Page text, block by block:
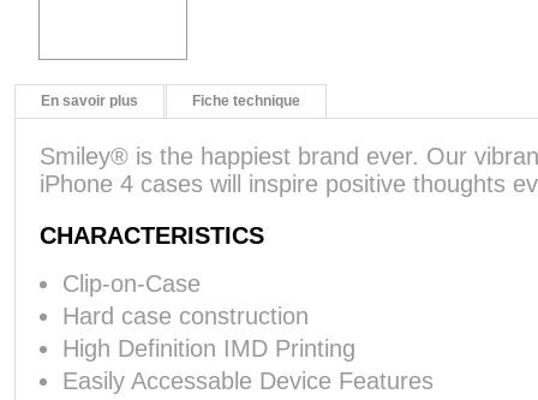
En savoir plus Fiche technique
Smiley® is the happiest brand ever. Our
iPhone 4 cases will inspire positive thoughts
CHARACTERISTICS
Clip-on-Case
Hard case construction
High Definition IMD Printing
Easily Accessable Device Features